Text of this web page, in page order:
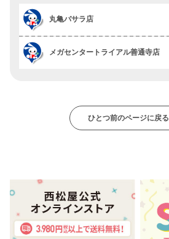
丸亀バサラ店
メガセンタートライアル善通寺店
ひとつ前のページに戻る